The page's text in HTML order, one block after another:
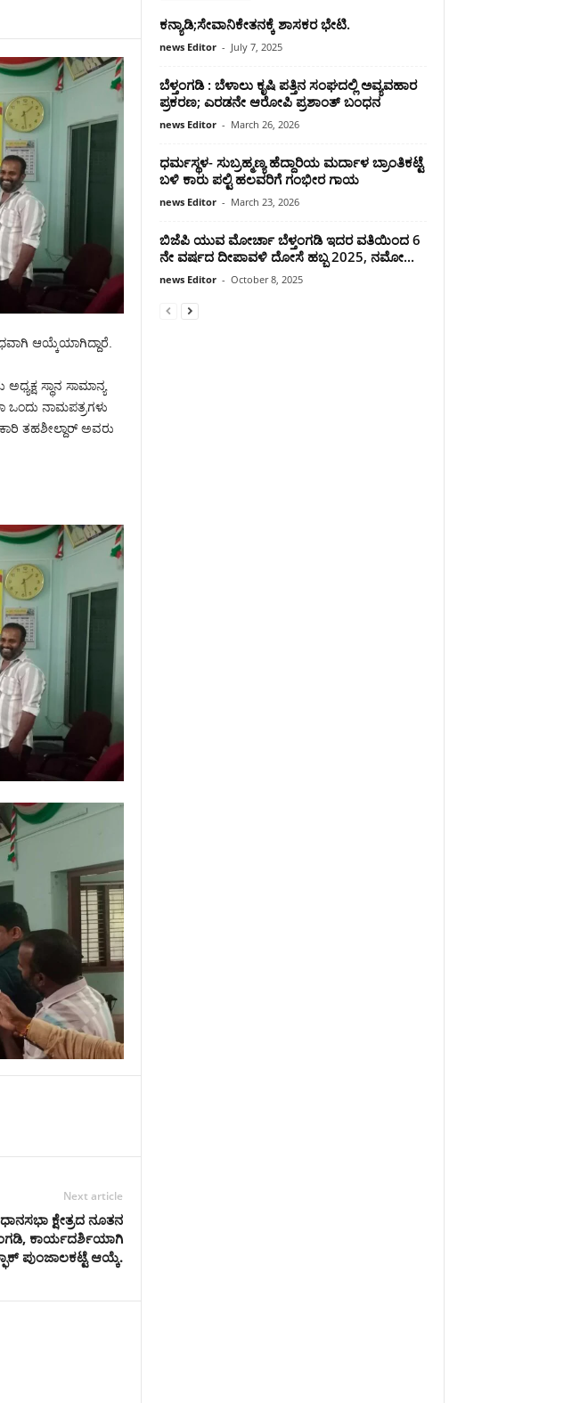
ಆಯ್ಕೆಯಾಗಿದ್ದಾರೆ.
ಸ್ಥಾನ ಸಾಮಾನ್ಯ
ಒಂದು ನಾಮಪತ್ರಗಳು
ತಹಶೀಲ್ದಾರ್ ಅವರು
Next article
ಕ್ಷೇತ್ರದ ನೂತನ
ಕಾರ್ಯದರ್ಶಿಯಾಗಿ
ಪುಂಜಾಲಕಟ್ಟೆ ಆಯ್ಕೆ.
ಕನ್ಯಾಡಿ;ಸೇವಾನಿಕೇತನಕ್ಕೆ ಶಾಸಕರ ಭೇಟಿ.
news Editor - July 7, 2025
ಬೆಳ್ತಂಗಡಿ : ಬೆಳಾಲು ಕೃಷಿ ಪತ್ತಿನ ಸಂಘದಲ್ಲಿ ಅವ್ಯವಹಾರ
ಪ್ರಕರಣ; ಎರಡನೇ ಆರೋಪಿ ಪ್ರಶಾಂತ್ ಬಂಧನ
news Editor - March 26, 2026
ಧರ್ಮಸ್ಥಳ- ಸುಬ್ರಹ್ಮಣ್ಯ ಹೆದ್ದಾರಿಯ ಮರ್ದಾಳ ಬ್ರಾಂತಿಕಟ್ಟೆ
ಬಳಿ ಕಾರು ಪಲ್ಟಿ ಹಲವರಿಗೆ ಗಂಭೀರ ಗಾಯ
news Editor - March 23, 2026
ಬಿಜೆಪಿ ಯುವ ಮೋರ್ಚಾ ಬೆಳ್ತಂಗಡಿ ಇದರ ವತಿಯಿಂದ 6
ನೇ ವರ್ಷದ ದೀಪಾವಳಿ ದೋಸೆ ಹಬ್ಬ 2025, ನಮೋ...
news Editor - October 8, 2025